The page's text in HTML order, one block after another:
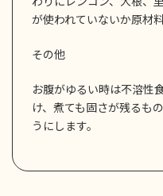
が使われていないか原材
その他
お腹がゆるい時は不溶性
け、煮ても固さが残るも
うにします。